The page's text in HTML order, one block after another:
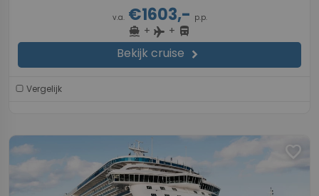
v.a.€1603,- p.p.
directions_boat + flight + directions_bus
Bekijk cruise chevron_right
Vergelijk
favorite